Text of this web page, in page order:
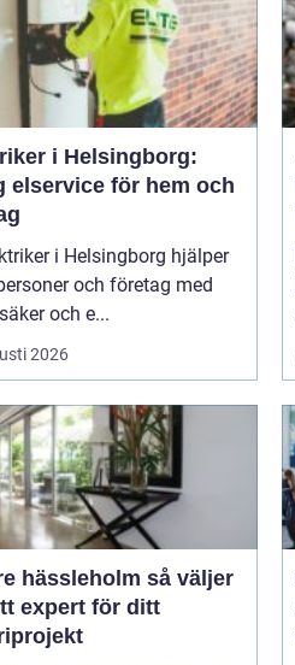
i Helsingborg:
elservice för hem och
i Helsingborg hjälper
och företag med
och e...
2026
så väljer
expert för ditt